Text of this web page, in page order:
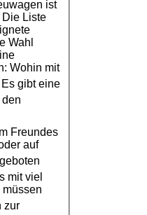
ist
Liste
Wahl
gibt eine
Freundes
auf
mit viel
zur